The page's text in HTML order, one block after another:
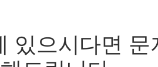
있으시다면